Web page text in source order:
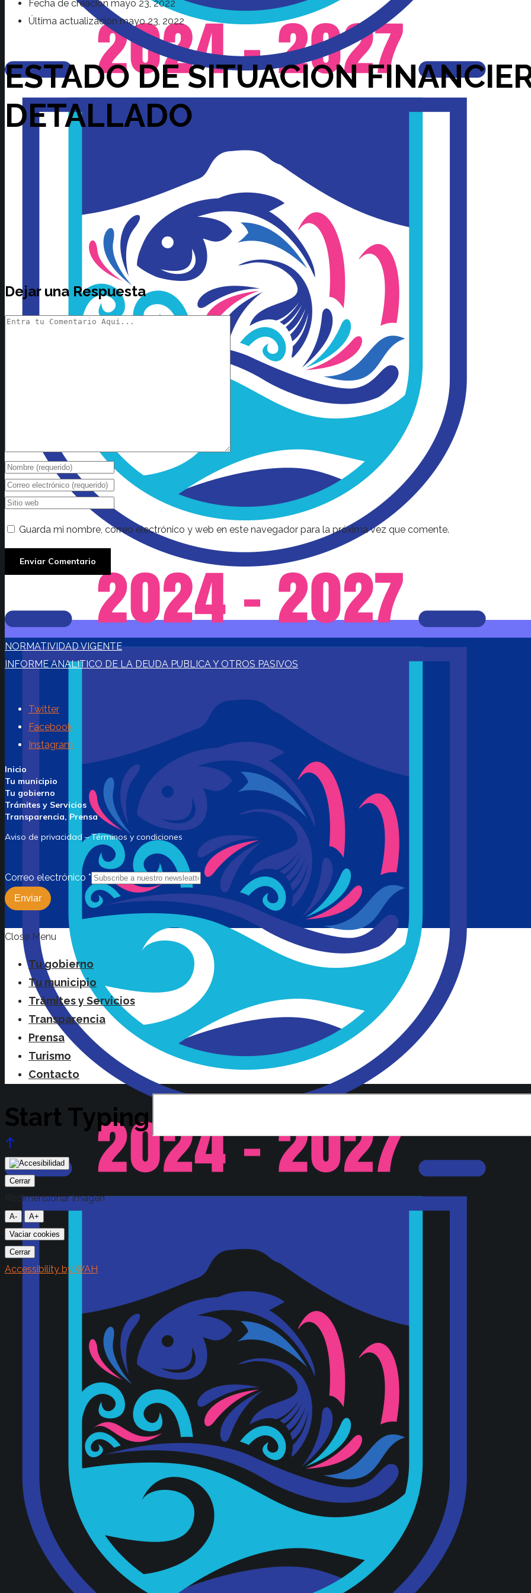
Fecha de creación mayo 23, 2022
Última actualización mayo 23, 2022
ESTADO DE SITUACION
DETALLADO
Dejar una Respuesta
Guarda mi nombre, correo electrónico y web en este navegador para la próxima vez que comente.
NORMATIVIDAD VIGENTE
INFORME ANALITICO DE LA DEUDA PUBLICA Y OTROS PASIVOS
Twitter
Facebook
Instagram
Inicio
Tu municipio
Tu gobierno
Trámites y Servicios
Transparencia, Prensa
Aviso de privacidad – Términos y condiciones
Correo electrónico *
Enviar
Close Menu
Tu gobierno
Tu municipio
Trámites y Servicios
Transparencia
Prensa
Turismo
Contacto
Start Typing
Cerrar
Redimensionar imagen
A-
A+
Vaciar cookies
Cerrar
Accessibility by WAH